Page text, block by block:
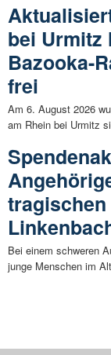
bei Urmitz
Bazooka-
frei
Am 6. August 2026
am Rhein bei Urmitz
Bei einem schweren
junge Menschen im